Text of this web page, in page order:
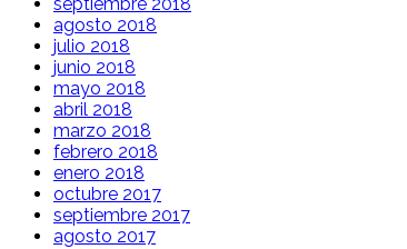
agosto 2018
julio 2018
junio 2018
mayo 2018
abril 2018
marzo 2018
febrero 2018
enero 2018
octubre 2017
septiembre 2017
agosto 2017